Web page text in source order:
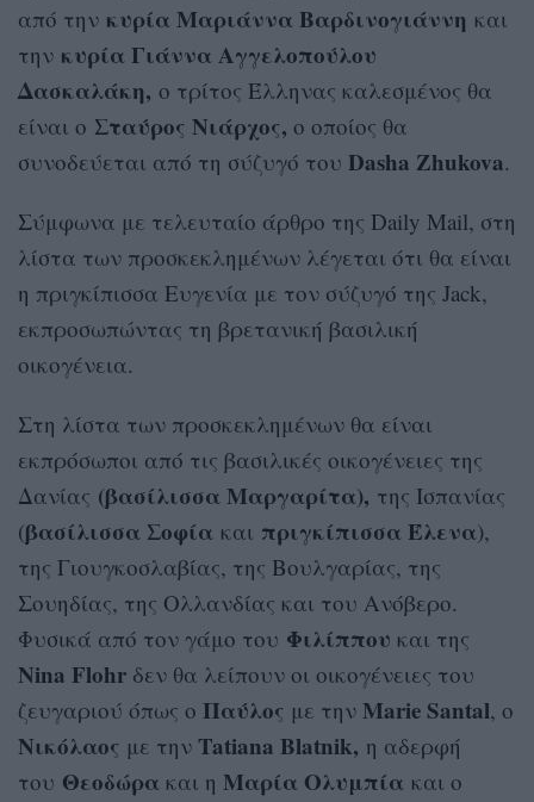
από την κυρία Μαριάννα Βαρδινογιάννη και
την κυρία Γιάννα Αγγελοπούλου
Δασκαλάκη, ο τρίτος Έλληνας καλεσμένος θα
είναι ο Σταύρος Νιάρχος, ο οποίος θα
συνοδεύεται από τη σύζυγό του Dasha Zhukova.
Σύμφωνα με τελευταίο άρθρο της Daily Mail, στη
λίστα των προσκεκλημένων λέγεται ότι θα είναι
η πριγκίπισσα Ευγενία με τον σύζυγό της Jack,
εκπροσωπώντας τη βρετανική βασιλική
οικογένεια.
Στη λίστα των προσκεκλημένων θα είναι
εκπρόσωποι από τις βασιλικές οικογένειες της
Δανίας (βασίλισσα Μαργαρίτα), της Ισπανίας
(βασίλισσα Σοφία και πριγκίπισσα Έλενα),
της Γιουγκοσλαβίας, της Βουλγαρίας, της
Σουηδίας, της Ολλανδίας και του Ανόβερο.
Φυσικά από τον γάμο του Φιλίππου και της
Nina Flohr δεν θα λείπουν οι οικογένειες του
ζευγαριού όπως ο Παύλος με την Marie Santal, ο
Νικόλαος με την Tatiana Blatnik, η αδερφή
του Θεοδώρα και η Μαρία Ολυμπία και ο